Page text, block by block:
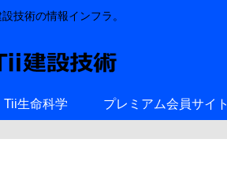
技術の情報インフラ。
Tii生命科学 プレミアム会員サイト